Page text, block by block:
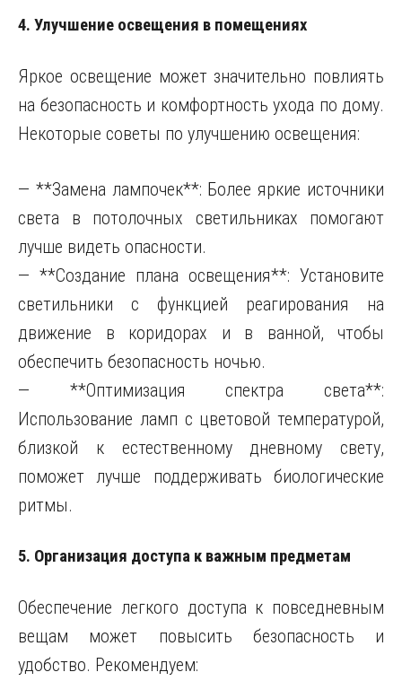
4. Улучшение освещения в помещениях
Яркое освещение может значительно повлиять
на безопасность и комфортность ухода по дому.
Некоторые советы по улучшению освещения:
— **Замена лампочек**: Более яркие источники
света в потолочных светильниках помогают
лучше видеть опасности.
— **Создание плана освещения**: Установите
светильники с функцией реагирования на
движение в коридорах и в ванной, чтобы
обеспечить безопасность ночью.
— **Оптимизация спектра света**:
Использование ламп с цветовой температурой,
близкой к естественному дневному свету,
поможет лучше поддерживать биологические
ритмы.
5. Организация доступа к важным предметам
Обеспечение легкого доступа к повседневным
вещам может повысить безопасность и
удобство. Рекомендуем: